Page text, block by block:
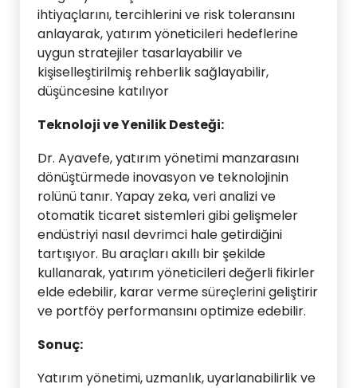
ihtiyaçlarını, tercihlerini ve risk toleransını
anlayarak, yatırım yöneticileri hedeflerine
uygun stratejiler tasarlayabilir ve
kişiselleştirilmiş rehberlik sağlayabilir,
düşüncesine katılıyor
Teknoloji ve Yenilik Desteği:
Dr. Ayavefe, yatırım yönetimi manzarasını
dönüştürmede inovasyon ve teknolojinin
rolünü tanır. Yapay zeka, veri analizi ve
otomatik ticaret sistemleri gibi gelişmeler
endüstriyi nasıl devrimci hale getirdiğini
tartışıyor. Bu araçları akıllı bir şekilde
kullanarak, yatırım yöneticileri değerli fikirler
elde edebilir, karar verme süreçlerini geliştirir
ve portföy performansını optimize edebilir.
Sonuç:
Yatırım yönetimi, uzmanlık, uyarlanabilirlik ve